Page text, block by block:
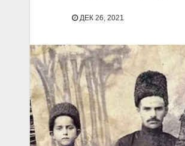
ДЕК 26, 2021